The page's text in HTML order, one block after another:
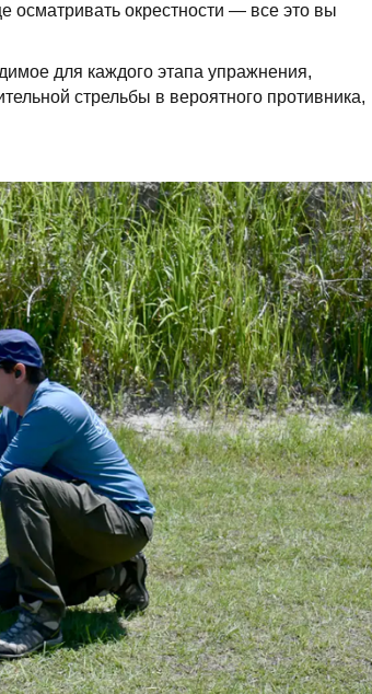
осматривать окрестности — все это вы
для каждого этапа упражнения,
стрельбы в вероятного противника,